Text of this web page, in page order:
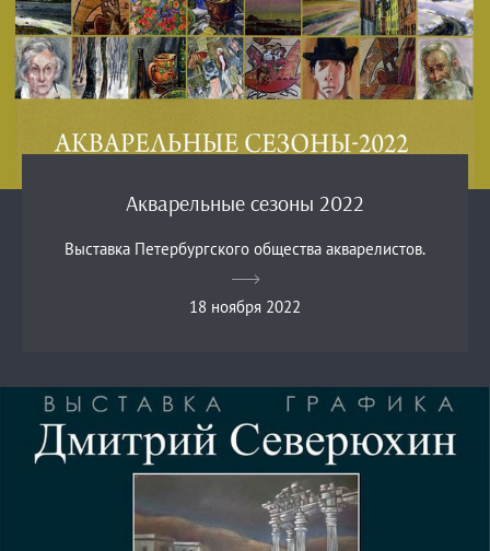
Акварельные сезоны 2022
Выставка Петербургского общества акварелистов.
18 ноября 2022